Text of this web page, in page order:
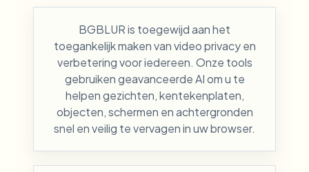
BGBLUR is toegewijd aan het
toegankelijk maken van video privacy en
verbetering voor iedereen. Onze tools
gebruiken geavanceerde AI om u te
helpen gezichten, kentekenplaten,
objecten, schermen en achtergronden
snel en veilig te vervagen in uw browser.